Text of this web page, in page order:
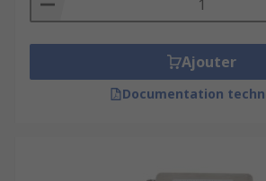
Ajouter
Documentation